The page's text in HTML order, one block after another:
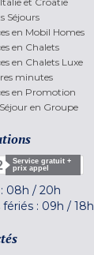
Séjours
en Mobil Homes
en Chalets
en Chalets Luxe
minutes
en Promotion
en Groupe
Service gratuit +
prix appel
08h / 20h
: 09h / 18h